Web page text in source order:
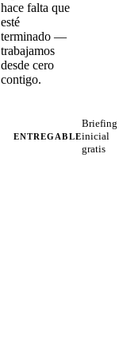
hace falta que
esté
terminado —
trabajamos
desde cero
contigo.
ENTREGABLE
Briefing
inicial
gratis